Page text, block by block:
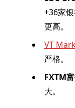
+36家
更高。
VT
严格。
FXTM
大。